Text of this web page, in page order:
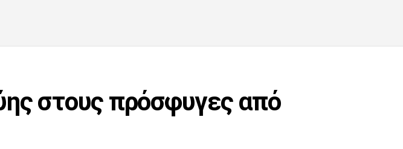
στους πρόσφυγες από